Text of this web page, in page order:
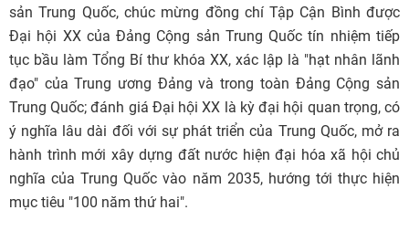
sản Trung Quốc, chúc mừng đồng chí Tập Cận Bình được
Đại hội XX của Đảng Cộng sản Trung Quốc tín nhiệm tiếp
tục bầu làm Tổng Bí thư khóa XX, xác lập là "hạt nhân lãnh
đạo" của Trung ương Đảng và trong toàn Đảng Cộng sản
Trung Quốc; đánh giá Đại hội XX là kỳ đại hội quan trọng, có
ý nghĩa lâu dài đối với sự phát triển của Trung Quốc, mở ra
hành trình mới xây dựng đất nước hiện đại hóa xã hội chủ
nghĩa của Trung Quốc vào năm 2035, hướng tới thực hiện
mục tiêu "100 năm thứ hai".